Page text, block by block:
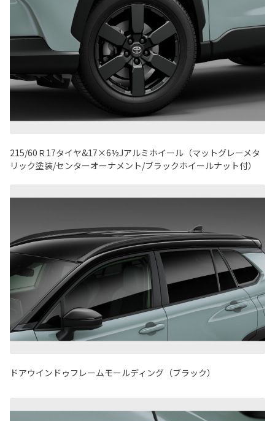
215/60Ｒ17タイヤ&17×6½Jアルミホイール（マットグレーメタ
リック塗装/センターオーナメント/ブラックホイールナット付）
ドアウインドゥフレームモールディング（ブラック）